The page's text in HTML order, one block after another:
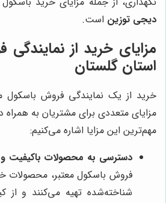
دیجی توزین است.
مزایای خرید از
استان گلستان
خرید از یک نمایندگی فروش باسکول
مزایای متعددی برای مشتریان به همراه
مهم‌ترین این مزایا اشاره می‌کنیم:
دسترسی به محصولات باکیفیت و
فروش باسکول معتبر، محصولات
شناخته‌شده تهیه می‌کنند و از